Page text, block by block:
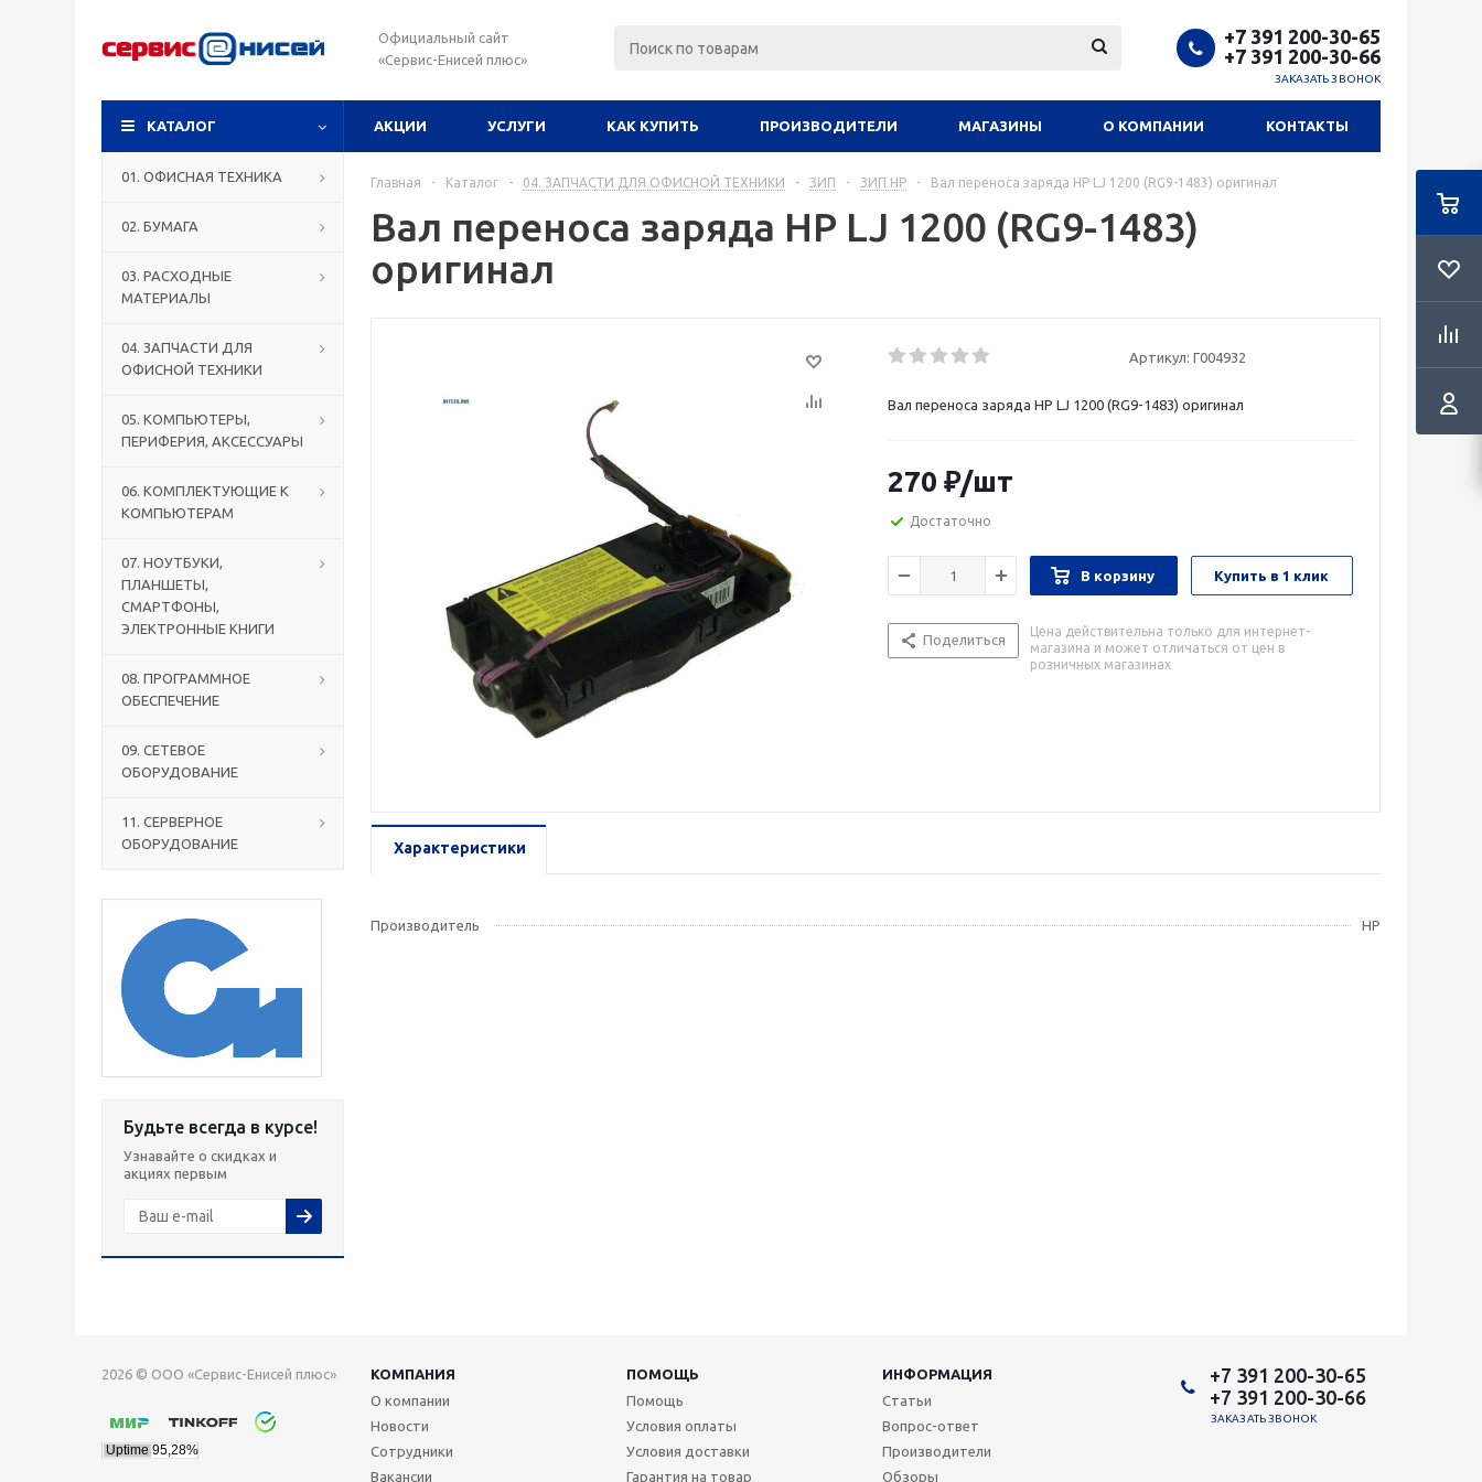
Официальный сайт
«Сервис-Енисей плюс»
+7 391 200-30-65
+7 391 200-30-66
ЗАКАЗАТЬ ЗВОНОК
КАТАЛОГ АКЦИИ УСЛУГИ КАК КУПИТЬ ПРОИЗВОДИТЕЛИ МАГАЗИНЫ О КОМПАНИИ КОНТАКТЫ
01. ОФИСНАЯ ТЕХНИКА
02. БУМАГА
03. РАСХОДНЫЕ
МАТЕРИАЛЫ
04. ЗАПЧАСТИ ДЛЯ
ОФИСНОЙ ТЕХНИКИ
05. КОМПЬЮТЕРЫ,
ПЕРИФЕРИЯ, АКСЕССУАРЫ
06. КОМПЛЕКТУЮЩИЕ К
КОМПЬЮТЕРАМ
07. НОУТБУКИ,
ПЛАНШЕТЫ,
СМАРТФОНЫ,
ЭЛЕКТРОННЫЕ КНИГИ
08. ПРОГРАММНОЕ
ОБЕСПЕЧЕНИЕ
09. СЕТЕВОЕ
ОБОРУДОВАНИЕ
11. СЕРВЕРНОЕ
ОБОРУДОВАНИЕ
Будьте всегда в курсе!
Узнавайте о скидках и
акциях первым
Главная - Каталог - 04. ЗАПЧАСТИ ДЛЯ ОФИСНОЙ ТЕХНИКИ - ЗИП - ЗИП HP - Вал переноса заряда HP LJ 1200 (RG9-1483) оригинал
Вал переноса заряда HP LJ 1200 (RG9-1483)
оригинал
Артикул: Г004932
Вал переноса заряда HP LJ 1200 (RG9-1483) оригинал
270 ₽/шт
Достаточно
В корзину Купить в 1 клик
Поделиться
Цена действительна только для интернет-
магазина и может отличаться от цен в
розничных магазинах
Характеристики
Производитель HP
2026 © ООО «Сервис-Енисей плюс» КОМПАНИЯ ПОМОЩЬ
ИНФОРМАЦИЯ
О компании
Новости
Сотрудники
Вакансии
Помощь
Условия оплаты
Условия доставки
Гарантия на товар
Статьи
Вопрос-ответ
Производители
Обзоры
+7 391 200-30-65
+7 391 200-30-66
ЗАКАЗАТЬ ЗВОНОК